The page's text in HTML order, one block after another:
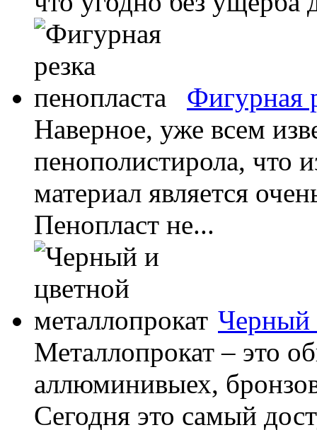
Фигурная
Наверное, уже всем
пенополистирола, что
материал является
Пенопласт не...
Черный
Металлопрокат – это
аллюминивыех,
Сегодня это самый